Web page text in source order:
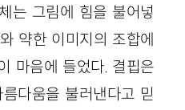
는 그림에 힘을 불어넣
약한 이미지의 조합에
마음에 들었다. 결핍은
다움을 불러낸다고 믿